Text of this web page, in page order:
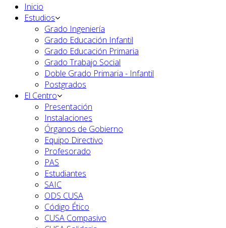
Inicio
Estudios
Grado Ingeniería
Grado Educación Infantil
Grado Educación Primaria
Grado Trabajo Social
Doble Grado Primaria - Infantil
Postgrados
El Centro
Presentación
Instalaciones
Órganos de Gobierno
Equipo Directivo
Profesorado
PAS
Estudiantes
SAIC
ODS CUSA
Código Ético
CUSA Compasivo